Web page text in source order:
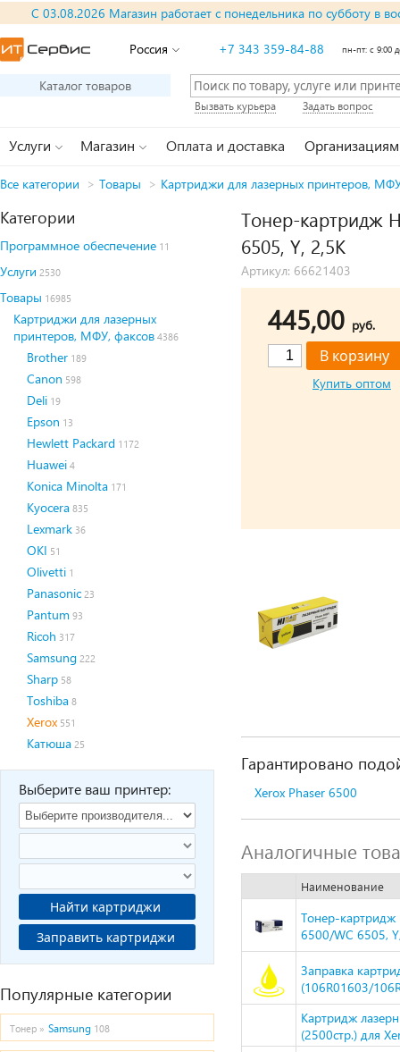
С 03.08.2026 Магазин работает с понедельника по субботу в
Россия +7 343 359-84-88 пн-пт: с 9:00
Каталог товаров
Вызвать курьера Задать вопрос
Услуги Магазин Оплата и доставка Организациям
Все категории > Товары > Картриджи для лазерных принтеров,
Категории
Программное обеспечение 11
Услуги 2530
Товары 16985
Картриджи для лазерных
принтеров, МФУ, факсов 4386
Brother 189
Canon 598
Deli 19
Epson 13
Hewlett Packard 1172
Huawei 4
Konica Minolta 171
Kyocera 835
Lexmark 36
OKI 51
Olivetti 1
Panasonic 23
Pantum 93
Ricoh 317
Samsung 222
Sharp 58
Toshiba 8
Xerox 551
Катюша 25
Выберите ваш принтер:
Найти картриджи
Заправить картриджи
Популярные категории
Тонер » Samsung 108
Тонер-картридж
6505, Y, 2,5K
Артикул: 66621403
445,00 руб.
Купить оптом
Гарантировано
Xerox Phaser 6500
Аналогичные
Наименование
Тонер-картридж
6500/WC 6505,
Заправка
(106R01603/
Картридж
(2500стр.) для